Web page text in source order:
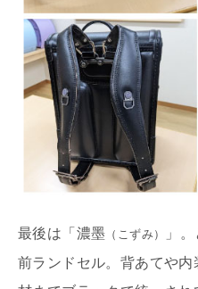
最後は「濃墨 （こずみ）
」
前ランドセル。背あてや